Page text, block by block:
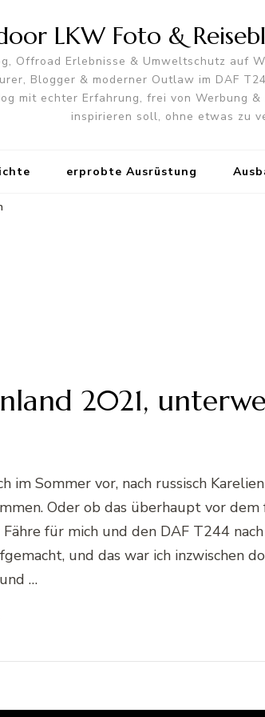
LKW Foto &
Offroad Erlebnisse & Umweltschutz auf
Blogger & moderner Outlaw im DAF
mit echter Erfahrung, frei von Werbung
inspirieren soll, ohne etwas zu
erprobte Ausrüstung
2021,
im Sommer vor, nach russisch
Oder ob das überhaupt vor
Fähre für mich und den DAF T244
und das war ich inzwischen
…